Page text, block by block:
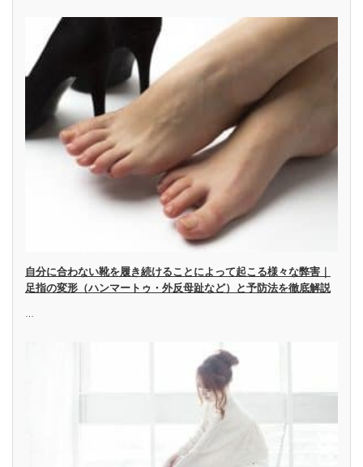
自分に合わない靴を履き続けることによって起こる様々な弊害｜
足指の変形（ハンマートゥ・外反母趾など）と予防法を徹底解説